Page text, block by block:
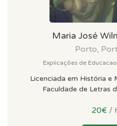
Maria José
Porto,
Explicações de
Licenciada em História e
Faculdade de Letras
20€ /